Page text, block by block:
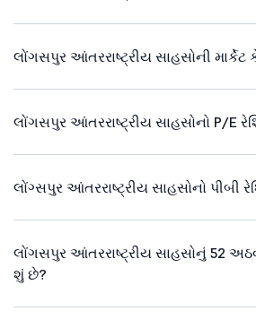
લોંગસપુર આંતરરાષ્ટ્રીય સાહસોની માર્કેટ
લોંગસપુર આંતરરાષ્ટ્રીય સાહસોનો P/E
લોંગ્સપુર આંતરરાષ્ટ્રીય સાહસોનો પીબી
લોંગસપુર આંતરરાષ્ટ્રીય સાહસોનું 52
શું છે?